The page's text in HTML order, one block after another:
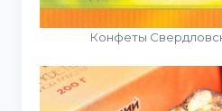
Конфеты